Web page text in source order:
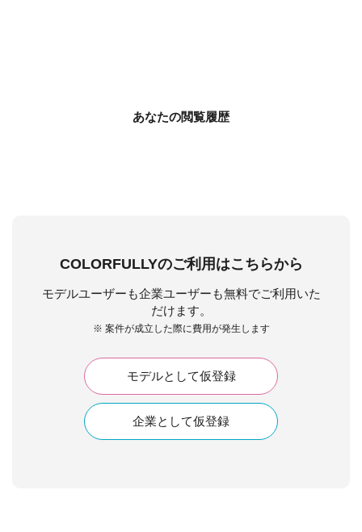
あなたの閲覧履歴
COLORFULLYのご利用はこちらから
モデルユーザーも企業ユーザーも無料でご利用いた
だけます。
※ 案件が成立した際に費用が発生します
モデルとして仮登録
企業として仮登録